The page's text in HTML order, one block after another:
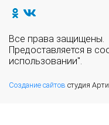
Все права защищены.
Предоставляется в
использовании".
Создание сайтов студия